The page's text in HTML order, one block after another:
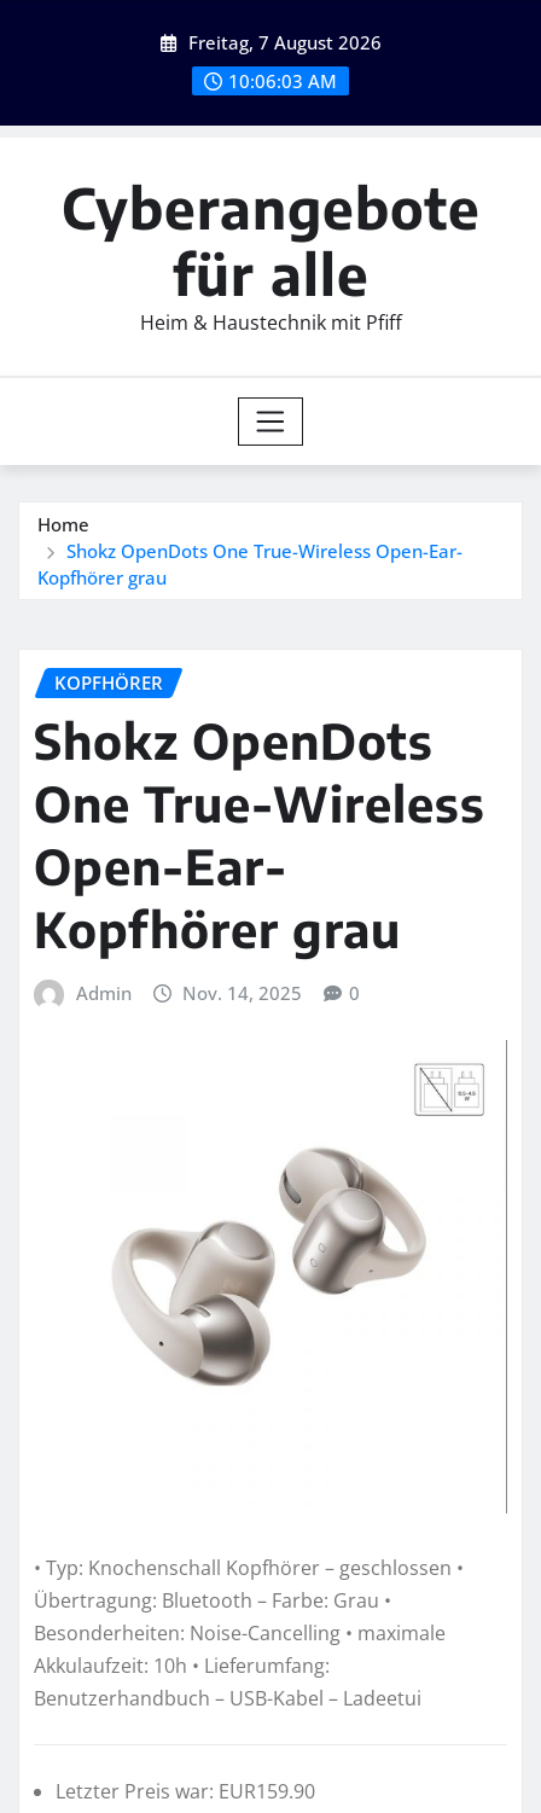
Freitag, 7 August 2026
10:06:03 AM
Cyberangebote
für alle
Heim & Haustechnik mit Pfiff
Home
Shokz OpenDots One True-Wireless Open-Ear-
Kopfhörer grau
KOPFHÖRER
Shokz OpenDots
One True-Wireless
Open-Ear-
Kopfhörer grau
Admin Nov. 14, 2025 0
• Typ: Knochenschall Kopfhörer – geschlossen •
Übertragung: Bluetooth – Farbe: Grau •
Besonderheiten: Noise-Cancelling • maximale
Akkulaufzeit: 10h • Lieferumfang:
Benutzerhandbuch – USB-Kabel – Ladeetui
Letzter Preis war: EUR159.90